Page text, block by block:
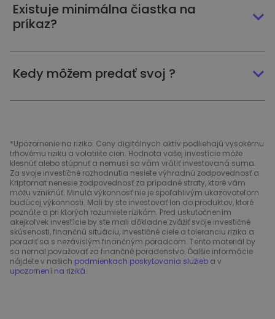
Existuje minimálna čiastka na
príkaz?
Kedy môžem predať svoj ?
*Upozornenie na riziko: Ceny digitálnych aktív podliehajú vysokému
trhovému riziku a volatilite cien. Hodnota vašej investície môže
klesnúť alebo stúpnuť a nemusí sa vám vrátiť investovaná suma.
Za svoje investičné rozhodnutia nesiete výhradnú zodpovednosť a
Kriptomat nenesie zodpovednosť za prípadné straty, ktoré vám
môžu vzniknúť. Minulá výkonnosť nie je spoľahlivým ukazovateľom
budúcej výkonnosti. Mali by ste investovať len do produktov, ktoré
poznáte a pri ktorých rozumiete rizikám. Pred uskutočnením
akejkoľvek investície by ste mali dôkladne zvážiť svoje investičné
skúsenosti, finančnú situáciu, investičné ciele a toleranciu rizika a
poradiť sa s nezávislým finančným poradcom. Tento materiál by
sa nemal považovať za finančné poradenstvo. Ďalšie informácie
nájdete v našich podmienkach poskytovania služieb a v
upozornení na riziká.